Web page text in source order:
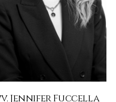
Jennifer Fuccella